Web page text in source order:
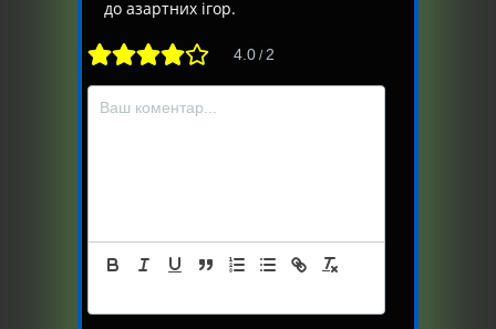
до азартних ігор.
4.0 /2